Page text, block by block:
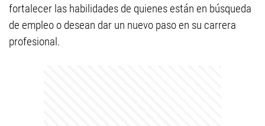
fortalecer las habilidades de quienes están en búsqueda
de empleo o desean dar un nuevo paso en su carrera
profesional.